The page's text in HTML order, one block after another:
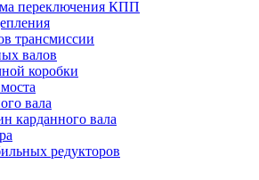
переключения КПП
трансмиссии
валов
коробки
вала
карданного вала
редукторов